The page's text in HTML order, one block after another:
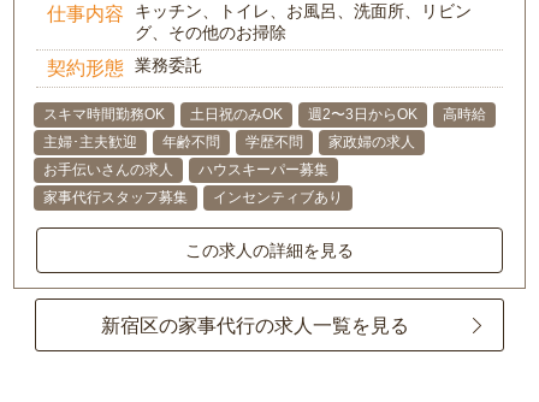
仕事内容
キッチン、トイレ、お風呂、洗面所、リビン
グ、その他のお掃除
契約形態 業務委託
スキマ時間勤務OK 土日祝のみOK 週2〜3日からOK
高時給
主婦･主夫歓迎
年齢不問 学歴不問
家政婦の求人
お手伝いさんの求人
ハウスキーパー募集
家事代行スタッフ募集
インセンティブあり
この求人の詳細を見る
新宿区の家事代行の求人一覧を見る